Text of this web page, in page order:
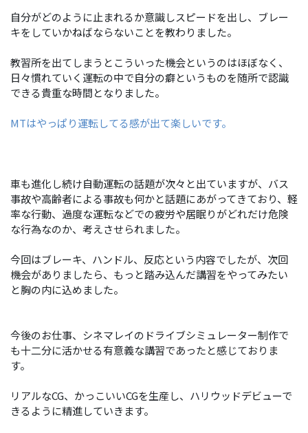
自分がどのように止まれるか意識しスピードを出し、ブレー
キをしていかねばならないことを教わりました。
教習所を出てしまうとこういった機会というのはほぼなく、
日々慣れていく運転の中で自分の癖というものを随所で認識
できる貴重な時間となりました。
MTはやっぱり運転してる感が出て楽しいです。
車も進化し続け自動運転の話題が次々と出ていますが、バス
事故や高齢者による事故も何かと話題にあがってきており、軽
率な行動、過度な運転などでの疲労や居眠りがどれだけ危険
な行為なのか、考えさせられました。
今回はブレーキ、ハンドル、反応という内容でしたが、次回
機会がありましたら、もっと踏み込んだ講習をやってみたい
と胸の内に込めました。
今後のお仕事、シネマレイのドライブシミュレーター制作で
も十二分に活かせる有意義な講習であったと感じておりま
す。
リアルなCG、かっこいいCGを生産し、ハリウッドデビューで
きるように精進していきます。